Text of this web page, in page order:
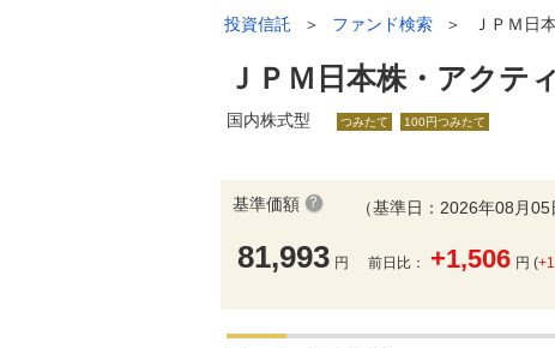
投資信託 ＞ ファンド検索 ＞ ＪＰＭ日
ＪＰＭ日本株・アクテ
国内株式型 つみたて 100円つみたて
基準価額
81,993 円
（基準日：2026年08月05
前日比： +1,506 円 (